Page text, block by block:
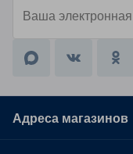
Адреса магазинов